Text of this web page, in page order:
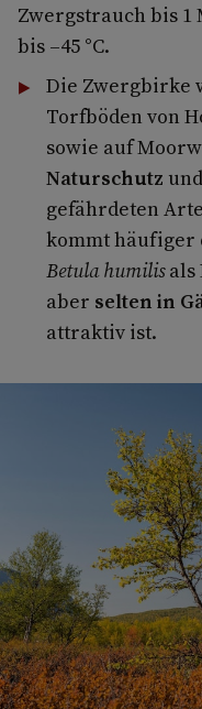
Zwergstrauch bis
bis –45 °C.
Die Zwergbirke
Torfböden von
sowie auf
Naturschutz
gefährdeten
kommt häufiger
Betula humilisals
aber selten in
attraktiv ist.